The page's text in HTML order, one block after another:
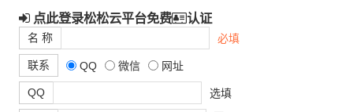
点此登录松松云平台免费 认证
名 称 必填
联系 QQ 微信 网址
QQ 选填